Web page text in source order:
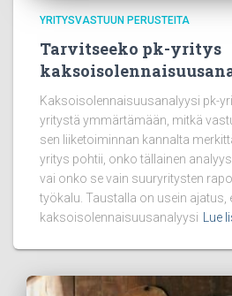
YRITYSVASTUUN PERUSTEITA
Tarvitseeko pk-yritys
Kaksoisolennaisuusanalyysi pk-
yritystä ymmärtämään, mitkä
sen liiketoiminnan kannalta
yritys pohtii, onko tällainen
vai onko se vain suuryritysten
työkalu. Taustalla on usein ajatus,
kaksoisolennaisuusanalyysi
Lue